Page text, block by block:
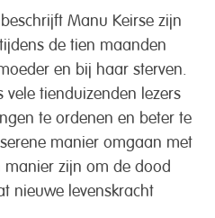
beschrijft Manu Keirse zijn
de tien maanden
en bij haar sterven.
vele tienduizenden lezers
te ordenen en beter te
manier omgaan met
manier zijn om de dood
nieuwe levenskracht